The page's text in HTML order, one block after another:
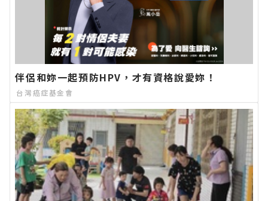
伴侶和妳一起預防HPV，才有資格說愛妳！
台灣癌症基金會